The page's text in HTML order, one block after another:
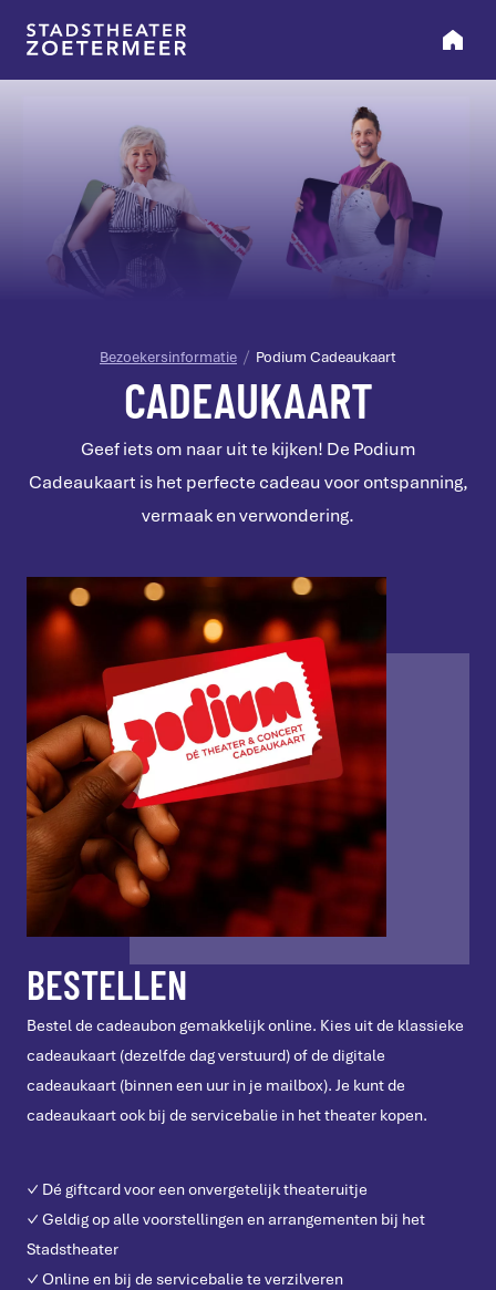
Bezoekersinformatie Podium Cadeaukaart
CADEAUKAART
Geef iets om naar uit te kijken! De Podium
Cadeaukaart is het perfecte cadeau voor ontspanning,
vermaak en verwondering.
BESTELLEN
Bestel de cadeaubon gemakkelijk online. Kies uit de klassieke
cadeaukaart (dezelfde dag verstuurd) of de digitale
cadeaukaart (binnen een uur in je mailbox). Je kunt de
cadeaukaart ook bij de servicebalie in het theater kopen.
✓ Dé giftcard voor een onvergetelijk theateruitje
✓ Geldig op alle voorstellingen en arrangementen bij het
Stadstheater
✓ Online en bij de servicebalie te verzilveren